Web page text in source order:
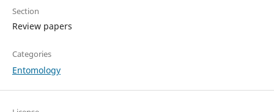
Section
Review papers
Categories
Entomology